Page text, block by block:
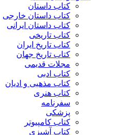
کتاب داستان
کتاب داستان خارجی
کتاب داستان ایرانی
کتاب تاریخی
کتاب تاریخ ایران
کتاب تاریخ جهان
مجلات قدیمی
کتاب ادبی
کتاب مذهبی و ادیان
کتاب هنری
سفرنامه
پزشکی
کتاب کامپیوتر
کتاب آشپزی